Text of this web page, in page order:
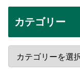
カテゴリー